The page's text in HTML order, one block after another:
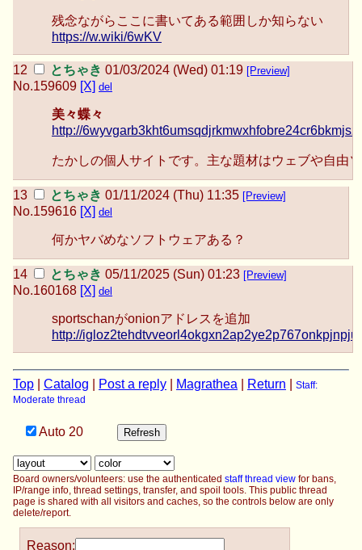
残念ながらここに書いてある範囲しか知らない
https://w.wiki/6wKV
とちゃき 01/03/2024 (Wed) 01:19 [Preview]
No.159609 [X] del
美々蝶々
http://
たかしの個人サイトです。主な題材はウェブや自由
とちゃき 01/11/2024 (Thu) 11:35 [Preview]
No.159616 [X] del
何かヤバめなソフトウェアある？
とちゃき 05/11/2025 (Sun) 01:23 [Preview]
No.160168 [X] del
sportschanがonionアドレスを追加
http://
Top Catalog Post a reply Magrathea Return
Staff:
Moderate thread
Auto 20
Board owners/volunteers: use the authenticated staff thread view for bans,
IP/range info, thread settings, transfer, and spoil tools. This public thread
page is shared with all visitors and caches, so the controls below are only
delete/report.
Reason: